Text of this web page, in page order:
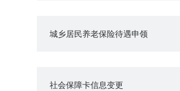
城乡居民养老保险待遇申领
社会保障卡信息变更